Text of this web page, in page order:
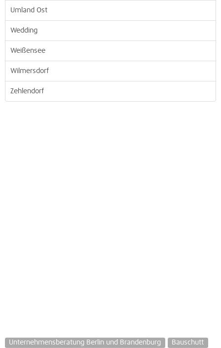
Umland Ost
Wedding
Weißensee
Wilmersdorf
Zehlendorf
Unternehmensberatung Berlin und Brandenburg
Bauschutt